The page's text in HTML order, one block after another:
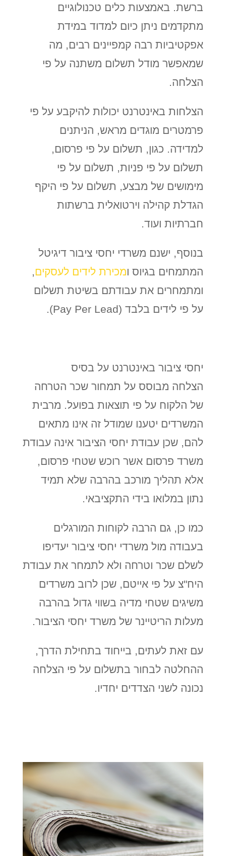
ברשת. באמצעות כלים טכנולוגיים
מתקדמים ניתן כיום למדוד במידת
אפקטיביות רבה קמפיינים רבים, מה
שמאפשר מודל תשלום משתנה על פי
הצלחה.
הצלחות באינטרנט יכולות להיקבע על פי
פרמטרים מוגדים מראש, הניתנים
למדידה. כגון, תשלום על פי פרסום,
תשלום על פי פניות, תשלום על פי
מימושים של מבצע, תשלום על פי היקף
הגדלת קהילה וירטואלית ברשתות
חברתיות ועוד.
בנוסף, ישנם משרדי יחסי ציבור דיגיטל
המתמחים בגיוס ומכירת לידים לעסקים,
ומתמחרים את עבודתם בשיטת תשלום
על פי לידים בלבד (Pay Per Lead
).
יחסי ציבור באינטרנט על בסיס
הצלחה מבוסס על תמחור שכר הטרחה
של הלקוח על פי תוצאות בפועל. מרבית
המשרדים יטענו שמודל זה אינו מתאים
להם, שכן עבודת יחסי הציבור אינה עבודת
משרד פרסום אשר רוכש שטחי פרסום,
אלא תהליך מורכב בהרבה שלא תמיד
נתון במלואו בידי התקציבאי.
כמו כן, גם הרבה לקוחות המורגלים
בעבודה מול משרדי יחסי ציבור יעדיפו
לשלם שכר וטרחה ולא לתמחר את עבודת
היח"צ על פי אייטם, שכן לרוב משרדים
משיגים שטחי מדיה בשווי גדול בהרבה
מעלות הריטיינר של משרד יחסי הציבור.
עם זאת לעתים, בייחוד בתחילת הדרך,
ההחלטה לבחור בתשלום על פי הצלחה
נכונה לשני הצדדים יחדיו.